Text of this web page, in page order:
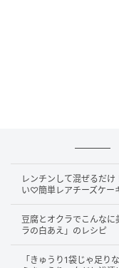
感じるものを選ぶ
保存するときは、
で包み、ポリ袋に
感が落ちやすいの
サラダだけでなく
レンチンして混ぜるだ
い♡簡単レアチーズケー
豆腐とオクラでこんな
ラの白あえ」のレシピ
「きゅうり1袋じゃ足り